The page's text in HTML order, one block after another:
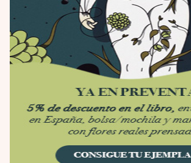
Una película normalita, nada del otro mun …
Obsession
Por: Chica Stark
Al principio por el hype que la dieron iba …
Por: Mountain
Llevo toda una vida para verla y nunca lo …
Posesión Infernal: En Llamas